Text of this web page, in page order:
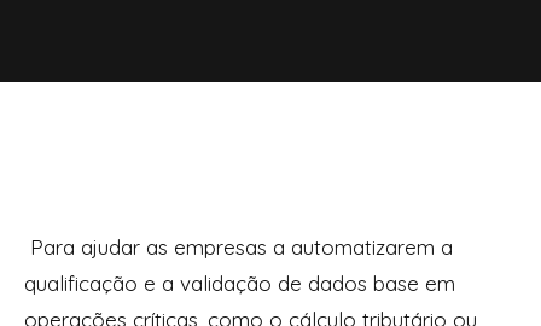
Para ajudar as empresas a automatizarem a
qualificação e a validação de dados base em
operações críticas, como o cálculo tributário ou